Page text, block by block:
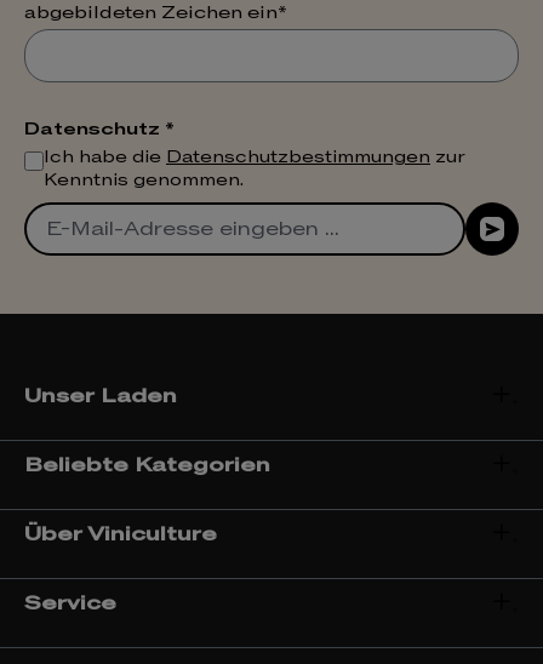
abgebildeten Zeichen ein*
Datenschutz *
Ich habe die Datenschutzbestimmungen zur
Kenntnis genommen.
Unser Laden
Beliebte Kategorien
Über Viniculture
Service